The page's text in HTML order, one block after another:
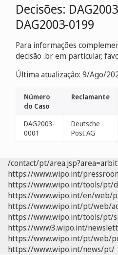
Decisões:
DAG2003-0199
Para informações
decisão .br em particular,
Última atualização: 9/Ago/
Número
do Caso
Reclamante
DAG2003-
0001
Deutsche
Post AG
/contact/pt/
https://www.wipo.int/
https://www.wipo.int/tools/pt/
https://www.wipo.int/en/web/
https://www.wipo.int/pt/web/
https://www.wipo.int/tools/pt/
https://www3.wipo.int/
https://www.wipo.int/pt/web/
https://www.wipo.int/news/pt/